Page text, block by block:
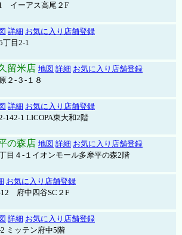
イーアス高尾２F
詳細 お気に入り店舗登録
丁目2-1
留米店 地図 詳細 お気に入り店舗登録
２-３-１８
詳細 お気に入り店舗登録
142-1 LICOPA東大和2階
の森店 地図 詳細 お気に入り店舗登録
目４-１イオンモール多摩平の森2階
お気に入り店舗登録
12 府中四谷SC２F
詳細 お気に入り店舗登録
ミッテン府中5階